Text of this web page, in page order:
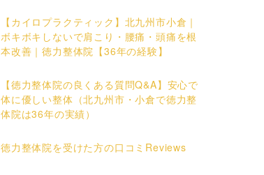
【カイロプラクティック】北九州市小倉｜
ボキボキしないで肩こり・腰痛・頭痛を根
本改善｜徳力整体院【36年の経験】
【徳力整体院の良くある質問Q&A】安心で
体に優しい整体（北九州市・小倉で徳力整
体院は36年の実績）
徳力整体院を受けた方の口コミReviews